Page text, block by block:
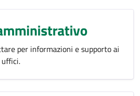
per informazioni e supporto ai